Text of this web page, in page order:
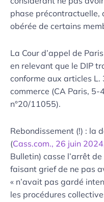
phase précontractuelle,
obérée de certains
La Cour d’appel de
en relevant que le DIP
conforme aux articles
commerce (CA Paris,
n°20/11055).
Rebondissement (!) : la
(Cass.com., 26 juin
Bulletin) casse l’arrêt
faisant grief de ne pas
« n’avait pas gardé
les procédures